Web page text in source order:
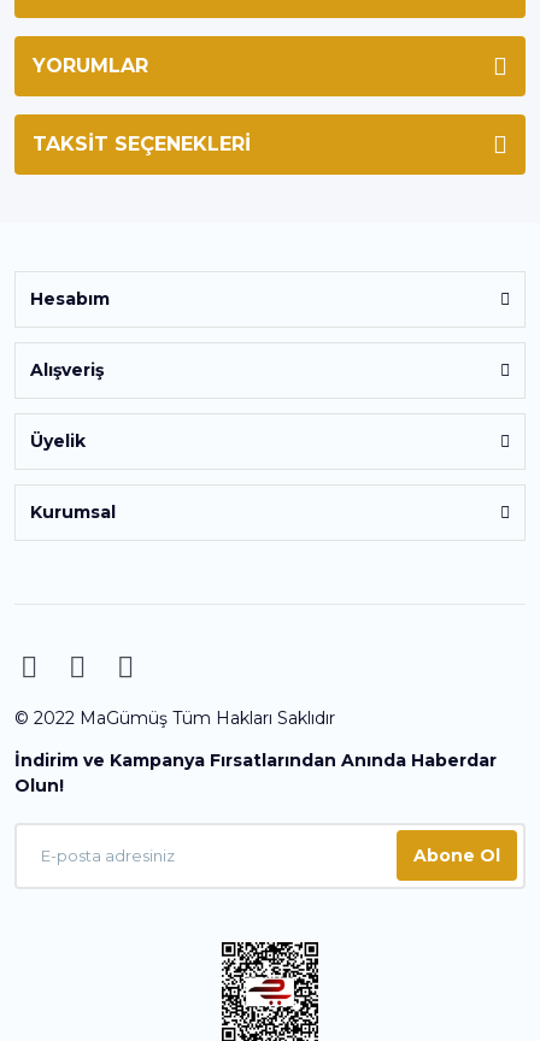
YORUMLAR
TAKSIT SEÇENEKLERI
Hesabım
Alışveriş
Üyelik
Kurumsal
© 2022 MaGümüş Tüm Hakları Saklıdır
İndirim ve Kampanya Fırsatlarından Anında Haberdar
Olun!
Abone Ol